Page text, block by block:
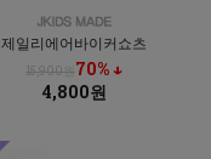
제일리에어바이커쇼츠
15,900원70% ↓
4,800원